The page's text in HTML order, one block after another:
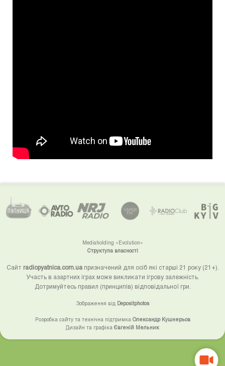
Mediaholding «Evolution»
Структупа власності
Сайт radiopyatnica.com.uaпризначений для осіб які старші 21 року (21+).
Участь в азартних іграх може викликати ігрову залежність.
Дотримуйтесь правил (принципів) відповідальної гри.
Зображення від Depositphotos
Розробка сайту та технічна підтримка Олександр Кушнерьов
Дизайн та графіка Євгеній Мельник